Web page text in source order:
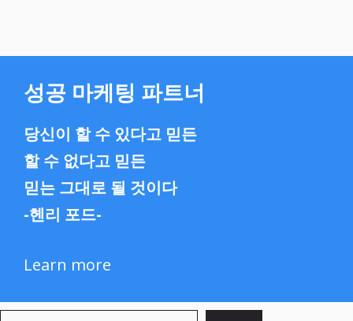
성공 마케팅 파트너
당신이 할 수 있다고 믿든
할 수 없다고 믿든
믿는 그대로 될 것이다
-헨리 포드-
Learn more